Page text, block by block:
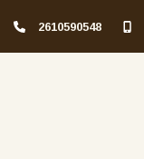
2610590548